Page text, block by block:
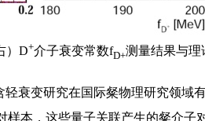
）D+介子衰变常数fD+测量结果与理
变研究在国际粲物理研究领域
样本，这些量子关联产生的粲介子